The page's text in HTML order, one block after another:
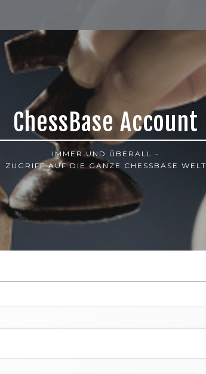
ChessBase Account
IMMER UND ÜBERALL -
ZUGRIFF AUF DIE GANZE CHESSBASE WELT